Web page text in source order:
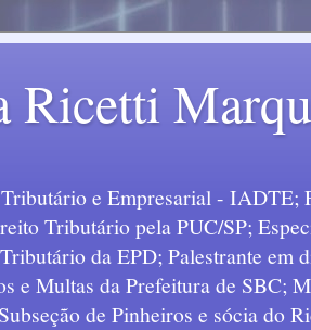
Ricetti
e Empresarial - IADTE;
Tributário pela PUC/SP;
da EPD; Palestrante em
e Multas da Prefeitura de SBC;
de Pinheiros e sócia do